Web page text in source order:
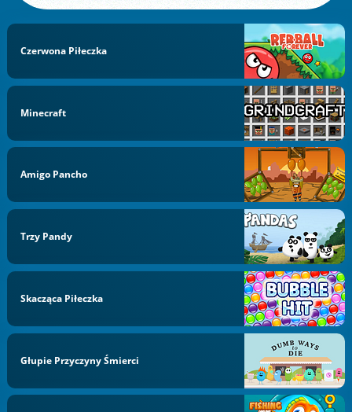
Czerwona Piłeczka
Minecraft
Amigo Pancho
Trzy Pandy
Skacząca Piłeczka
Głupie Przyczyny Śmierci